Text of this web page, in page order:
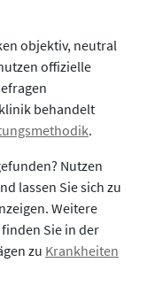
objektiv, neutral
offizielle
behandelt
.
Nutzen
lassen Sie sich zu
Weitere
Sie in der
zu Krankheiten